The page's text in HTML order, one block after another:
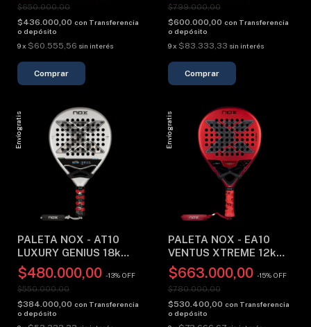
$650.000,00
$436.000,00 con Transferencia
o depósito
9x $60.555,56 sin interés
$799.000,00
$600.000,00 con Transferencia
o depósito
9 x $83.333,33 sin interés
Envío gratis
PALETA NOX - AT10
LUXURY GENIUS 18k
(2024)
$480.000,00 -13% OFF
$550.000,00
$384.000,00 con Transferencia
o depósito
Envío gratis
PALETA NOX - EA10
VENTUS XTREME 12k
(2026)
$663.000,00 -15% OFF
$780.000,00
$530.400,00 con Transferencia
o depósito